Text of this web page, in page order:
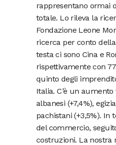
rappresentano ormai
totale. Lo rileva la
Fondazione Leone
ricerca per conto
testa ci sono Cina e
rispettivamente con
quinto degli
Italia. C’è un
albanesi (+7,4%),
pachistani (+3,5%). In
del commercio,
costruzioni. La nostra